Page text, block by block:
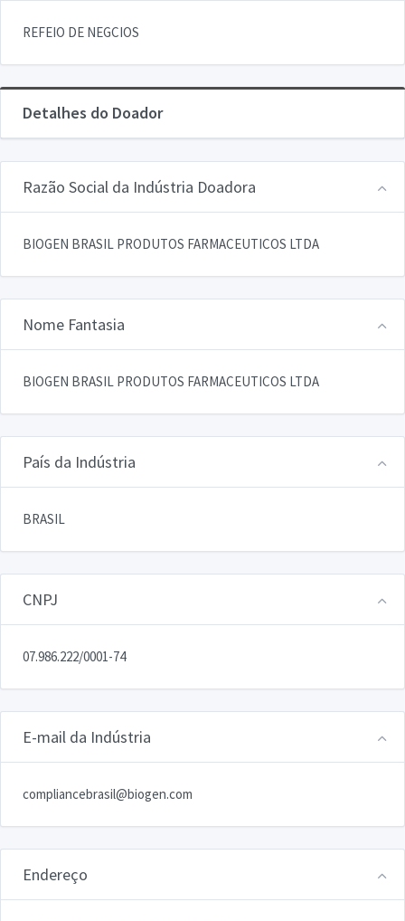
REFEIO DE NEGCIOS
Detalhes do Doador
Razão Social da Indústria Doadora
BIOGEN BRASIL PRODUTOS FARMACEUTICOS LTDA
Nome Fantasia
BIOGEN BRASIL PRODUTOS FARMACEUTICOS LTDA
País da Indústria
BRASIL
CNPJ
07.986.222/0001-74
E-mail da Indústria
compliancebrasil@biogen.com
Endereço